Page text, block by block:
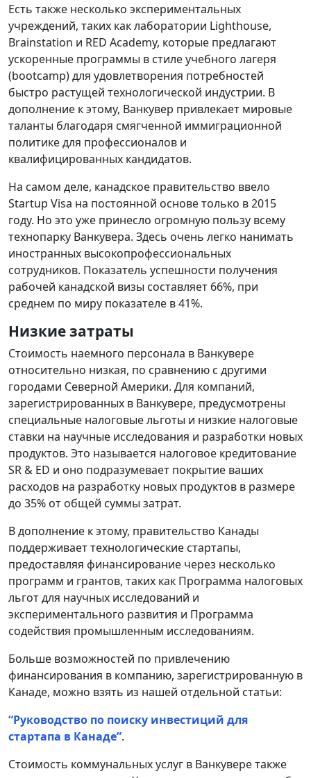
Есть также несколько экспериментальных
учреждений, таких как лаборатории Lighthouse,
Brainstation и RED Academy, которые предлагают
ускоренные программы в стиле учебного лагеря
(bootcamp) для удовлетворения потребностей
быстро растущей технологической индустрии. В
дополнение к этому, Ванкувер привлекает мировые
таланты благодаря смягченной иммиграционной
политике для профессионалов и
квалифицированных кандидатов.
На самом деле, канадское правительство ввело
Startup Visa на постоянной основе только в 2015
году. Но это уже принесло огромную пользу всему
технопарку Ванкувера. Здесь очень легко нанимать
иностранных высокопрофессиональных
сотрудников. Показатель успешности получения
рабочей канадской визы составляет 66%, при
среднем по миру показателе в 41%.
Низкие затраты
Стоимость наемного персонала в Ванкувере
относительно низкая, по сравнению с другими
городами Северной Америки. Для компаний,
зарегистрированных в Ванкувере, предусмотрены
специальные налоговые льготы и низкие налоговые
ставки на научные исследования и разработки новых
продуктов. Это называется налоговое кредитование
SR & ED и оно подразумевает покрытие ваших
расходов на разработку новых продуктов в размере
до 35% от общей суммы затрат.
В дополнение к этому, правительство Канады
поддерживает технологические стартапы,
предоставляя финансирование через несколько
программ и грантов, таких как Программа налоговых
льгот для научных исследований и
экспериментального развития и Программа
содействия промышленным исследованиям.
Больше возможностей по привлечению
финансирования в компанию, зарегистрированную в
Канаде, можно взять из нашей отдельной статьи:
“Руководство по поиску инвестиций для
стартапа в Канаде”.
Стоимость коммунальных услуг в Ванкувере также